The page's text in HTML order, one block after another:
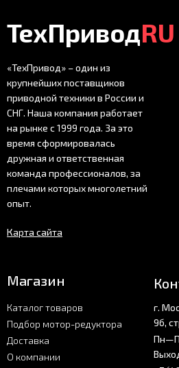
ТехПриводRU
«ТехПривод» – один из
крупнейших поставщиков
приводной техники в России и
СНГ. Наша компания работает
на рынке с 1999 года. За это
время сформировалась
дружная и ответственная
команда профессионалов, за
плечами которых многолетний
опыт.
Карта сайта
Магазин
Каталог товаров
Подбор мотор-редуктора
Доставка
О компании
г.
9б,